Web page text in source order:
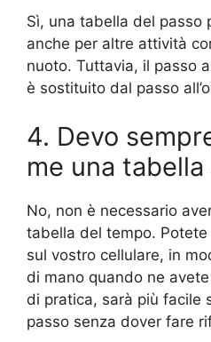
Sì, una tabella del passo
anche per altre attività
nuoto. Tuttavia, il passo
è sostituito dal passo
4. Devo
me una
No, non è necessario
tabella del tempo.
sul vostro cellulare, in
di mano quando ne
di pratica, sarà più facile
passo senza dover fare